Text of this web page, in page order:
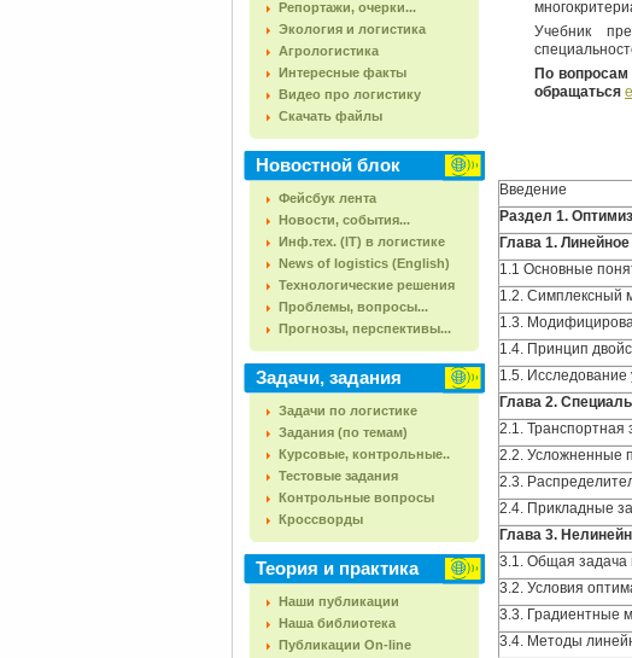
Репортажи, очерки...
Экология и логистика
Агрологистика
Интересные факты
Видео про логистику
Скачать файлы
Новостной блок
Фейсбук лента
Новости, события...
Инф.тех. (IT) в логистике
News of logistics (English)
Технологические решения
Проблемы, вопросы...
Прогнозы, перспективы...
Задачи, задания
Задачи по логистике
Задания (по темам)
Курсовые, контрольные..
Тестовые задания
Контрольные вопросы
Кроссворды
Теория и практика
Наши публикации
Наша библиотека
Публикации On-line
Учебник
По
обращаться
Введение
Раздел 1.
Глава 1.
1.1 Основные
1.2. Симплексный
1.3.
1.4. Принцип
1.5. Исследование
Глава 2.
2.1. Транспортная
2.2. Усложненные
2.3.
2.4. Прикладные
Глава 3.
3.1. Общая задача
3.2. Условия
3.3. Градиентные
3.4. Методы